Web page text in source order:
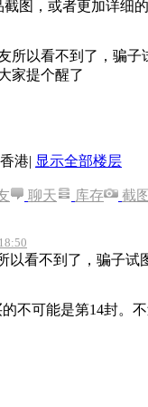
图，或者更加详细
所以看不到了，骗
家提个醒了
港| 显示全部楼层
聊天 库存 截
以看不到了，骗子
不可能是第14封。